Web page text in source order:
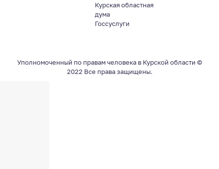
Курская областная
дума
Госсуслуги
Уполномоченный по правам человека в Курской области ©
2022 Все права защищены.